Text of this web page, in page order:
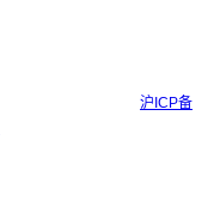
沪ICP备